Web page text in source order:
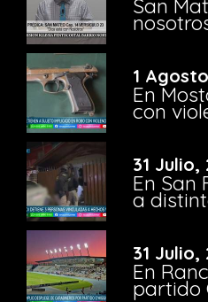
San
1
En
con
31 Julio,
En San
a
31 Julio,
En
partido